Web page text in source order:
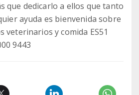
que dedicarlo a ellos que tanto
ayuda es bienvenida sobre
veterinarios y comida ES51
9443